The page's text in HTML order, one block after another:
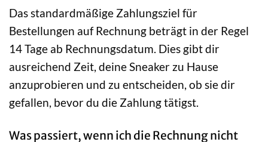
Das standardmäßige Zahlungsziel für
Bestellungen auf Rechnung beträgt in der Regel
14 Tage ab Rechnungsdatum. Dies gibt dir
ausreichend Zeit, deine Sneaker zu Hause
anzuprobieren und zu entscheiden, ob sie dir
gefallen, bevor du die Zahlung tätigst.
Was passiert, wenn ich die Rechnung nicht